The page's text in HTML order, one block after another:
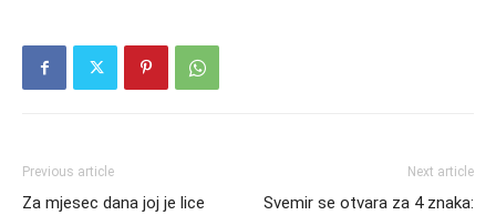
Previous article
Za mjesec dana joj je lice
Next article
Svemir se otvara za 4 znaka: